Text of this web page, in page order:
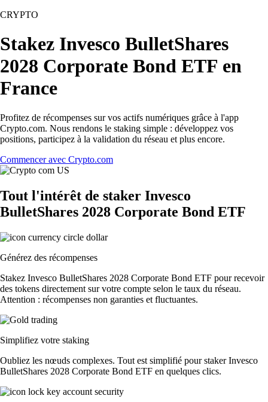
CRYPTO
Stakez Invesco BulletShares
2028 Corporate Bond ETF en
France
Profitez de récompenses sur vos actifs numériques grâce à l'app
Crypto.com. Nous rendons le staking simple : développez vos
positions, participez à la validation du réseau et plus encore.
Commencer avec Crypto.com
Tout l'intérêt de staker Invesco
BulletShares 2028 Corporate Bond ETF
Générez des récompenses
Stakez Invesco BulletShares 2028 Corporate Bond ETF pour recevoir
des tokens directement sur votre compte selon le taux du réseau.
Attention : récompenses non garanties et fluctuantes.
Simplifiez votre staking
Oubliez les nœuds complexes. Tout est simplifié pour staker Invesco
BulletShares 2028 Corporate Bond ETF en quelques clics.